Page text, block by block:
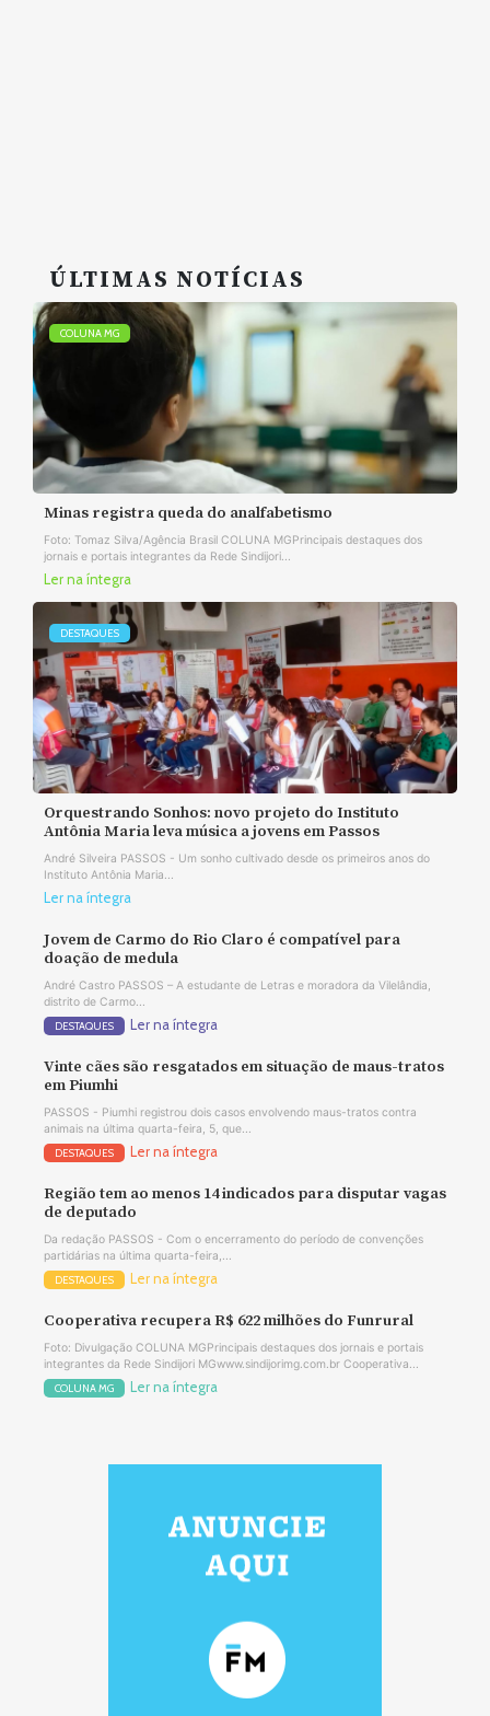
ÚLTIMAS NOTÍCIAS
COLUNA MG
Minas registra queda do analfabetismo
Foto: Tomaz Silva/Agência Brasil COLUNA MGPrincipais destaques dos
jornais e portais integrantes da Rede Sindijori...
Ler na íntegra
DESTAQUES
Orquestrando Sonhos: novo projeto do Instituto
Antônia Maria leva música a jovens em Passos
André Silveira PASSOS - Um sonho cultivado desde os primeiros anos do
Instituto Antônia Maria...
Ler na íntegra
Jovem de Carmo do Rio Claro é compatível para
doação de medula
André Castro PASSOS – A estudante de Letras e moradora da Vilelândia,
distrito de Carmo...
DESTAQUES Ler na íntegra
Vinte cães são resgatados em situação de maus-tratos
em Piumhi
PASSOS - Piumhi registrou dois casos envolvendo maus-tratos contra
animais na última quarta-feira, 5, que...
DESTAQUES Ler na íntegra
Região tem ao menos 14 indicados para disputar vagas
de deputado
Da redação PASSOS - Com o encerramento do período de convenções
partidárias na última quarta-feira,...
DESTAQUES Ler na íntegra
Cooperativa recupera R$ 622 milhões do Funrural
Foto: Divulgação COLUNA MGPrincipais destaques dos jornais e portais
integrantes da Rede Sindijori MGwww.sindijorimg.com.br Cooperativa...
COLUNA MG Ler na íntegra